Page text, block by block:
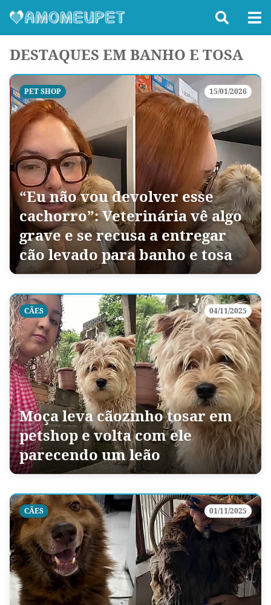
DESTAQUES EM BANHO E TOSA
PET SHOP 15/01/2026
“Eu não vou devolver esse
cachorro”: Veterinária vê algo
grave e se recusa a entregar
cão levado para banho e tosa
CÃES 04/11/2025
Moça leva cãozinho tosar em
petshop e volta com ele
parecendo um leão
CÃES 01/11/2025